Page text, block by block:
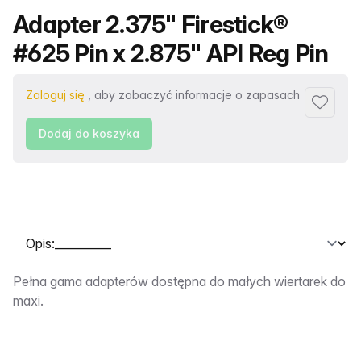
Nazwa produktu
Adapter 2.375" Firestick®
#625 Pin x 2.875" API Reg Pin
Zaloguj się , aby zobaczyć informacje o zapasach
Dodaj
Dodaj do koszyka
Wybierz kartę
Opis:__________
Pełna gama adapterów dostępna do małych wiertarek do
maxi.